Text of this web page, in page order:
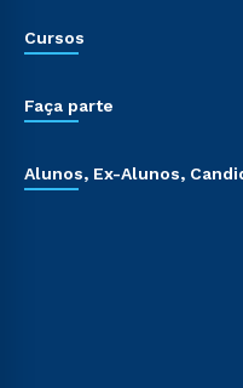
Cursos
Faça parte
Alunos, Ex-Alunos,